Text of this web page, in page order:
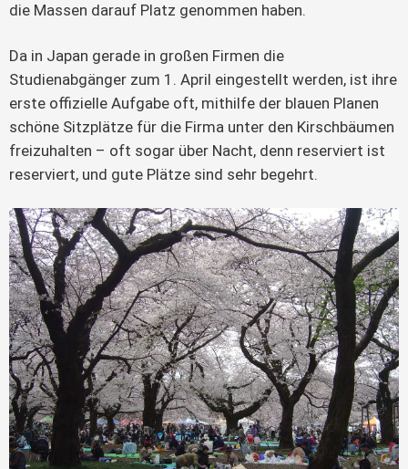
die Massen darauf Platz genommen haben.
Da in Japan gerade in großen Firmen die
Studienabgänger zum 1. April eingestellt werden, ist ihre
erste offizielle Aufgabe oft, mithilfe der blauen Planen
schöne Sitzplätze für die Firma unter den Kirschbäumen
freizuhalten – oft sogar über Nacht, denn reserviert ist
reserviert, und gute Plätze sind sehr begehrt.